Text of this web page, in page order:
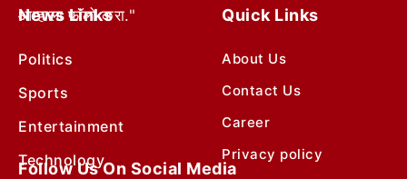
आम्हाला फॉलो करा."
News Links
Politics
Sports
Entertainment
Technology
Quick Links
About Us
Contact Us
Career
Privacy policy
Follow Us On Social Media